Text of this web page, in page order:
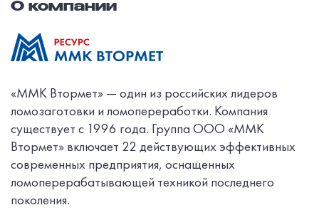
О компании
«ММК Втормет» — один из российских лидеров
ломозаготовки и ломопереработки. Компания
существует с 1996 года. Группа ООО «ММК
Втормет» включает 22 действующих эффективных
современных предприятия, оснащенных
ломоперерабатывающей техникой последнего
поколения.